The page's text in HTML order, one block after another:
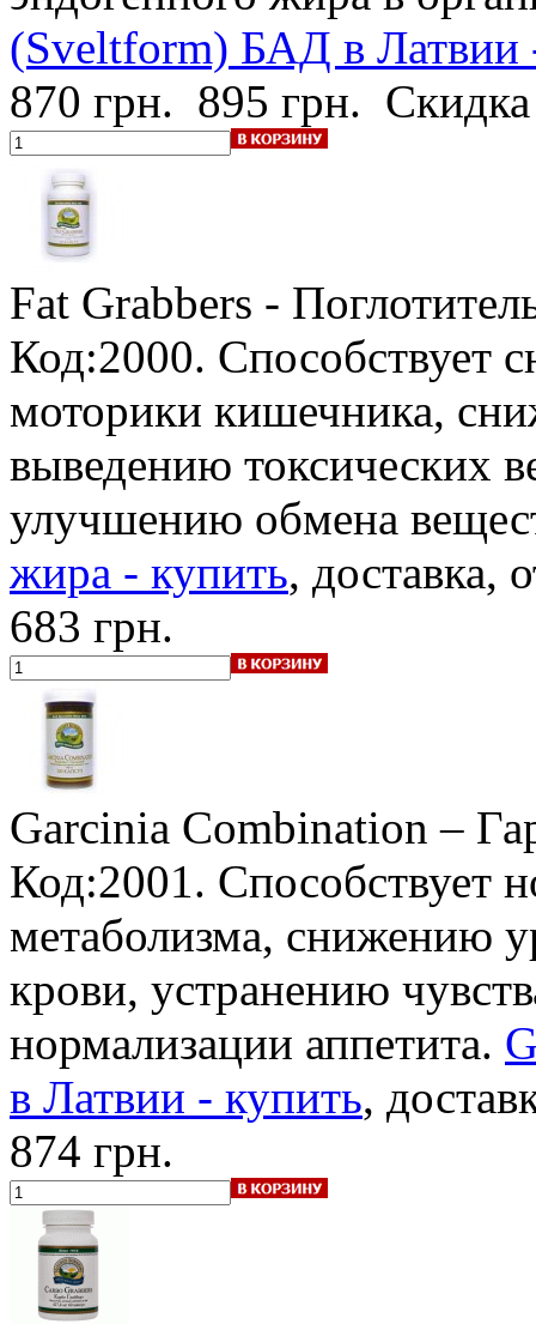
(Sveltform) БАД в Латвии
870 грн. 895 грн.
Fat Grabbers -
Код:2000. Способствует
моторики кишечника,
выведению токсических
улучшению обмена
жира - купить, доставка,
683 грн.
Garcinia Combination –
Код:2001. Способствует
метаболизма, снижению
крови, устранению
нормализации аппетита.
в Латвии - купить,
874 грн.